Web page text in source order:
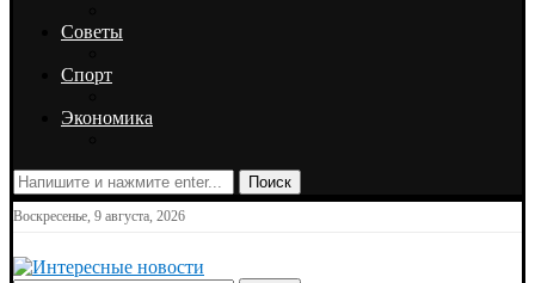
Советы
Спорт
Экономика
Поиск
Воскресенье, 9 августа, 2026